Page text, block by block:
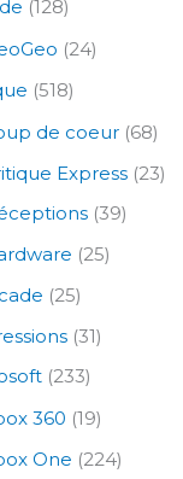
(128)
(24)
(518)
de coeur (68)
Express (23)
(39)
(25)
(25)
(31)
(233)
360 (19)
One (224)